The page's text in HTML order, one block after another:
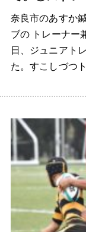
奈良市のあすか
ブの トレーナ
日、ジュニアト
た。すこしづつ